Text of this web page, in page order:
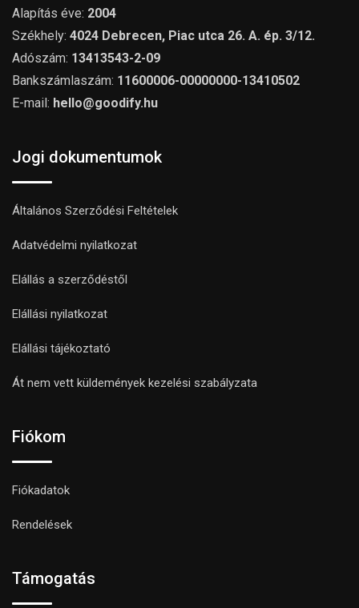
Alapítás éve: 2004
Székhely: 4024 Debrecen, Piac utca 26. A. ép. 3/12.
Adószám: 13413543-2-09
Bankszámlaszám: 11600006-00000000-13410502
E-mail: hello@goodify.hu
Jogi dokumentumok
Általános Szerződési Feltételek
Adatvédelmi nyilatkozat
Elállás a szerződéstől
Elállási nyilatkozat
Elállási tájékoztató
Át nem vett küldemények kezelési szabályzata
Fiókom
Fiókadatok
Rendelések
Támogatás